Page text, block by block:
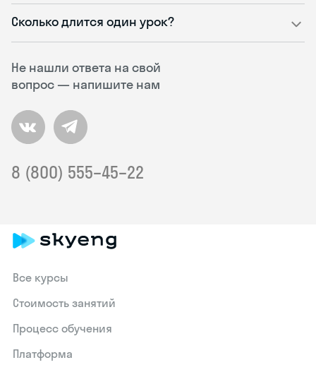
Не нашли ответа на свой
вопрос — напишите нам
8 (800) 555–45–22
Сколько длится один урок?
Все курсы
Стоимость занятий
Процесс обучения
Платформа